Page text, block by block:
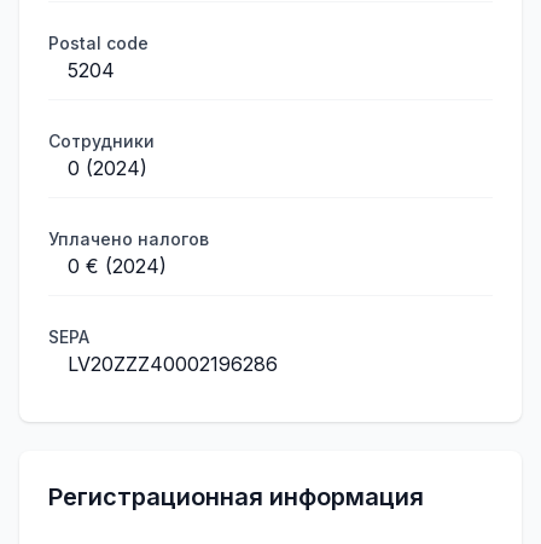
Postal code
5204
Сотрудники
0 (2024)
Уплачено налогов
0 € (2024)
SEPA
LV20ZZZ40002196286
Регистрационная информация